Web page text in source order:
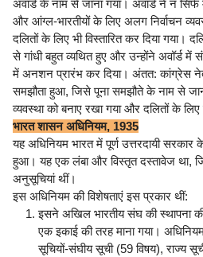
अवॉर्ड के नाम से जाना गया। अवॉर्ड ने न सिर्फ
और आंग्ल-भारतीयों के लिए अलग निर्वाचन
दलितों के लिए भी विस्तारित कर दिया गया।
से गांधी बहुत व्यथित हुए और उन्होंने अवॉर्ड
में अनशन प्रारंभ कर दिया। अंतत: कांग्रेस
समझौता हुआ, जिसे पूना समझौते के नाम से
व्यवस्था को बनाए रखा गया और दलितों के
भारत शासन अधिनियम, 1935
यह अधिनियम भारत में पूर्ण उत्तरदायी
हुआ। यह एक लंबा और विस्तृत दस्तावेज था,
अनुसूचियां थीं।
इस अधिनियम की विशेषताएं इस प्रकार थीं:
इसने अखिल भारतीय संघ की स्थापना
एक इकाई की तरह माना गया।
सूचियों-संघीय सूची (59 विषय), राज्य